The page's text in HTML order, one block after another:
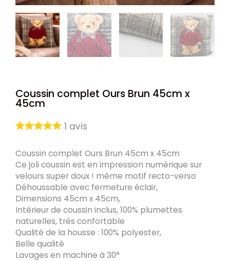
Coussin complet Ours Brun 45cm x
45cm
1 avis
Coussin complet Ours Brun 45cm x 45cm
Ce joli coussin est en impression numérique sur
velours super doux ! même motif recto-verso
Déhoussable avec fermeture éclair,
Dimensions 45cm x 45cm,
Intérieur de coussin inclus, 100% plumettes
naturelles, très confortable
Qualité de la housse : 100% polyester,
Belle qualité
Lavages en machine à 30°